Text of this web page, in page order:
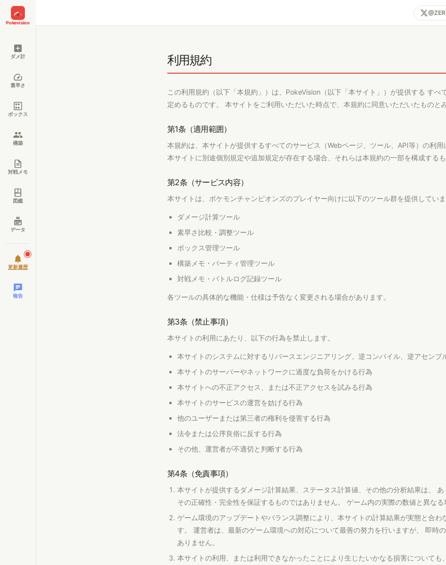
Pokevision
ダメ計
素早さ
ボックス
構築
対戦メモ
図鑑
データ
更新履歴
報告
利用規約
この利用規約（以下「本規約」）は、PokeVision（以下「本サイト」）が提供する すべ
定めるものです。 本サイトをご利用いただいた時点で、本規約に同意いただいたものと
第1条（適用範囲）
本規約は、本サイトが提供するすべてのサービス（Webページ、ツール、API等）の利
本サイトに別途個別規定や追加規定が存在する場合、それらは本規約の一部を構成する
第2条（サービス内容）
本サイトは、ポケモンチャンピオンズのプレイヤー向けに以下のツール群を提供してい
ダメージ計算ツール
素早さ比較・調整ツール
ボックス管理ツール
構築メモ・パーティ管理ツール
対戦メモ・バトルログ記録ツール
各ツールの具体的な機能・仕様は予告なく変更される場合があります。
第3条（禁止事項）
本サイトの利用にあたり、以下の行為を禁止します。
本サイトのシステムに対するリバースエンジニアリング、逆コンパイル、逆アセンブ
本サイトのサーバーやネットワークに過度な負荷をかける行為
本サイトへの不正アクセス、または不正アクセスを試みる行為
本サイトのサービスの運営を妨げる行為
他のユーザーまたは第三者の権利を侵害する行為
法令または公序良俗に反する行為
その他、運営者が不適切と判断する行為
第4条（免責事項）
本サイトが提供するダメージ計算結果、ステータス計算値、その他の分析結果は、
その正確性・完全性を保証するものではありません。 ゲーム内の実際の数値と異な
ゲーム環境のアップデートやバランス調整により、本サイトの計算結果が実態と合わ
す。 運営者は、最新のゲーム環境への対応について最善の努力を行いますが、 即時
ありません。
本サイトの利用、または利用できなかったことにより生じたいかなる損害についても